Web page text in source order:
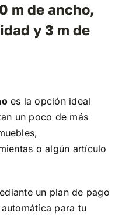
m de ancho,
y 3 m de
es la opción ideal
un poco de más
o algún artículo
un plan de pago
para tu